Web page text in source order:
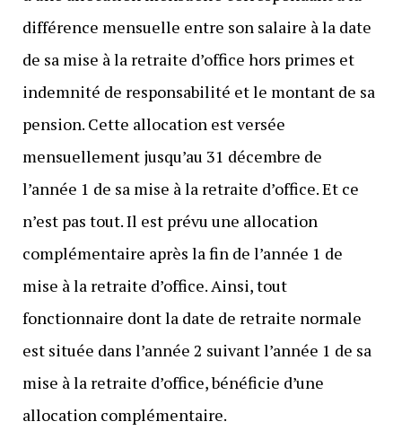
différence mensuelle entre son salaire à la date
de sa mise à la retraite d’office hors primes et
indemnité de responsabilité et le montant de sa
pension. Cette allocation est versée
mensuellement jusqu’au 31 décembre de
l’année 1 de sa mise à la retraite d’office. Et ce
n’est pas tout. Il est prévu une allocation
complémentaire après la fin de l’année 1 de
mise à la retraite d’office. Ainsi, tout
fonctionnaire dont la date de retraite normale
est située dans l’année 2 suivant l’année 1 de sa
mise à la retraite d’office, bénéficie d’une
allocation complémentaire.